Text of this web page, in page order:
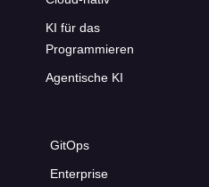
KI für das
Programmieren
Agentische KI
GitOps
Enterprise